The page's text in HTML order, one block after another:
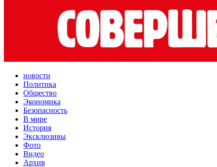
новости
Политика
Общество
Экономика
Безопасность
В мире
История
Эксклюзивы
Фото
Видео
Архив